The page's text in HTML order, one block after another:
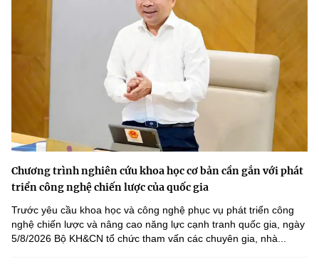
Chương trình nghiên cứu khoa học cơ bản cần gắn với phát
triển công nghệ chiến lược của quốc gia
Trước yêu cầu khoa học và công nghệ phục vụ phát triển công
nghệ chiến lược và nâng cao năng lực cạnh tranh quốc gia, ngày
5/8/2026 Bộ KH&CN tổ chức tham vấn các chuyên gia, nhà...